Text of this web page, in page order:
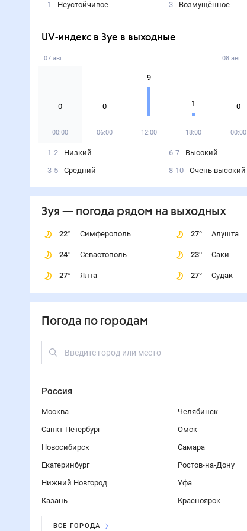
1
Неустойчивое
3
Возмущённое
UV-индекс в Зуе в выходные
07 авг
0
00:00
0
06:00
9
12:00
1
18:00
08 авг
0
00:00
1-2
Низкий
3-5
Средний
6-7
Высокий
8-10
Очень высокий
Зуя — погода рядом на выходных
22° Симферополь
24° Севастополь
27° Ялта
27° Алушта
23° Саки
27° Судак
Погода по городам
Россия
Москва
Санкт-Петербург
Новосибирск
Екатеринбург
Нижний Новгород
Казань
Челябинск
Омск
Самара
Ростов-на-Дону
Уфа
Красноярск
ВСЕ ГОРОДА